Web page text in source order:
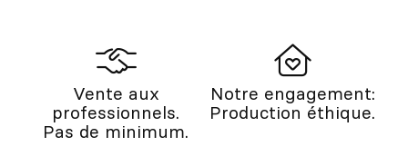
Vente aux
professionnels.
Pas de minimum.
Notre engagement:
Production éthique.